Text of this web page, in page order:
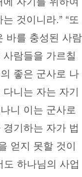
것이니라.” “또
바를 충성된 사람
람들을 가르칠
좋은 군사로 나
니는 자는 자기
니 이는 군사로
기하는 자가 법
얻지 못할 것이
도 하나님의 사업